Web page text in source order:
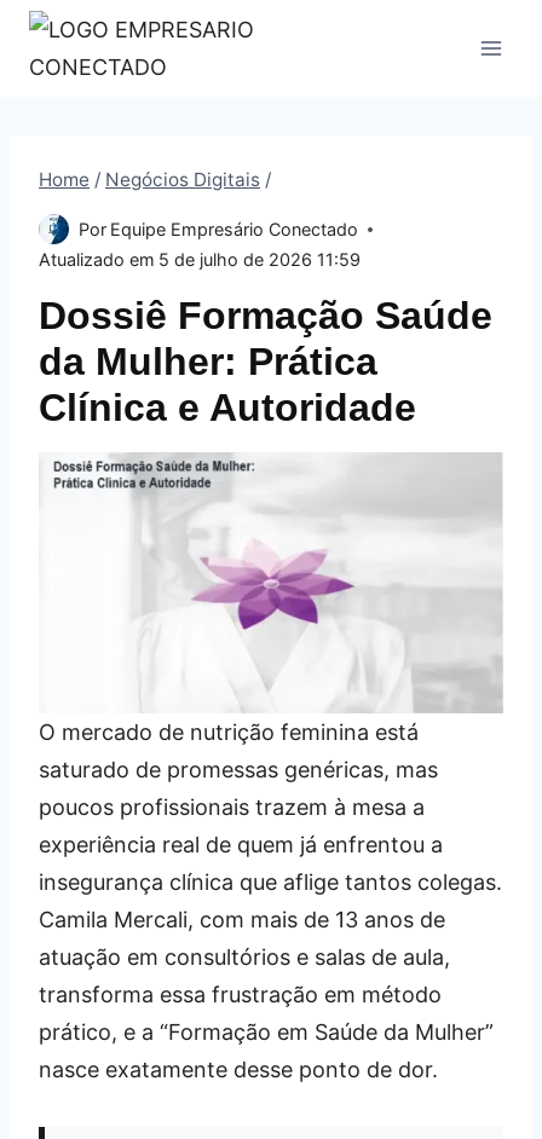
Pular
para
Home / Negócios Digitais /
Por Equipe Empresário Conectado
Atualizado em 5 de julho de 2026 11:59
Dossiê Formação Saúde
da Mulher: Prática
Clínica e Autoridade
O mercado de nutrição feminina está
saturado de promessas genéricas, mas
poucos profissionais trazem à mesa a
experiência real de quem já enfrentou a
insegurança clínica que aflige tantos colegas.
Camila Mercali, com mais de 13 anos de
atuação em consultórios e salas de aula,
transforma essa frustração em método
prático, e a “Formação em Saúde da Mulher”
nasce exatamente desse ponto de dor.